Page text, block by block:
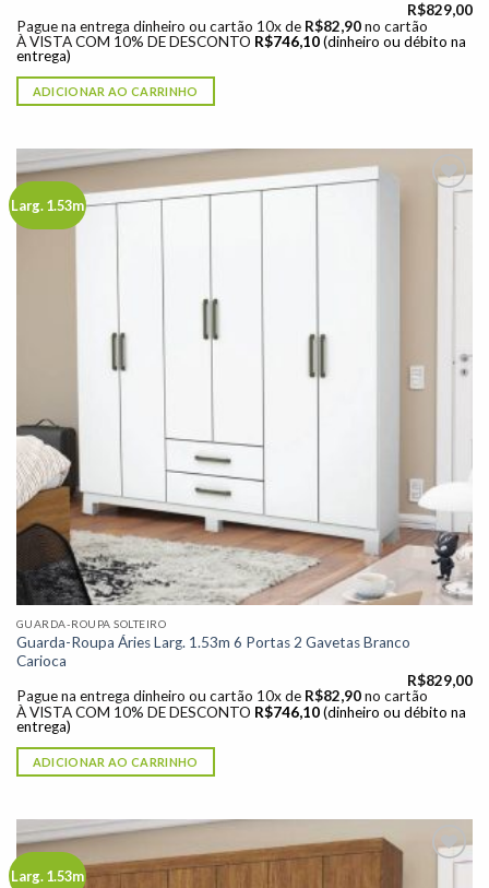
R$829,00
Pague na entrega dinheiro ou cartão 10x de R$82,90 no cartão
À VISTA COM 10% DE DESCONTO R$746,10 (dinheiro ou débito na
entrega)
ADICIONAR AO CARRINHO
Larg. 1.53m
GUARDA-ROUPA SOLTEIRO
Guarda-Roupa Áries Larg. 1.53m 6 Portas 2 Gavetas Branco
Carioca
R$829,00
Pague na entrega dinheiro ou cartão 10x de R$82,90 no cartão
À VISTA COM 10% DE DESCONTO R$746,10 (dinheiro ou débito na
entrega)
ADICIONAR AO CARRINHO
Larg. 1.53m